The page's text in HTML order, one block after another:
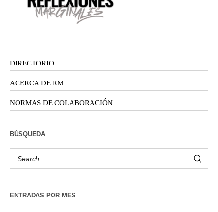
DIRECTORIO
ACERCA DE RM
NORMAS DE COLABORACIÓN
BÚSQUEDA
ENTRADAS POR MES